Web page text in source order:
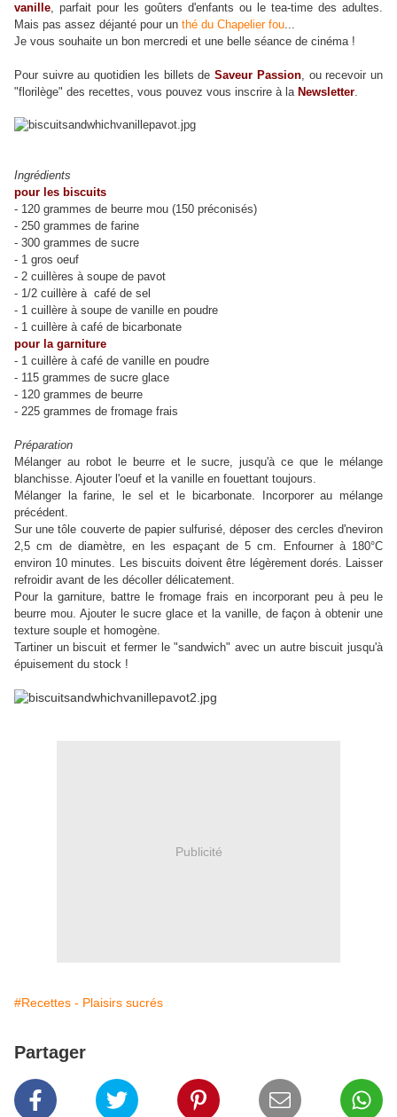
vanille, parfait pour les goûters d'enfants ou le tea-time des adultes.
Mais pas assez déjanté pour un thé du Chapelier fou...
Je vous souhaite un bon mercredi et une belle séance de cinéma !
Pour suivre au quotidien les billets deSaveur Passion, ou recevoir un
"florilège" des recettes, vous pouvez vous inscrire à la Newsletter.
Ingrédients
pour les biscuits
- 120 grammes de beurre mou (150 préconisés)
- 250 grammes de farine
- 300 grammes de sucre
- 1 gros oeuf
- 2 cuillères à soupe de pavot
- 1/2 cuillère à café de sel
- 1 cuillère à soupe de vanille en poudre
- 1 cuillère à café de bicarbonate
pour la garniture
- 1 cuillère à café de vanille en poudre
- 115 grammes de sucre glace
- 120 grammes de beurre
- 225 grammes de fromage frais
Préparation
Mélanger au robot le beurre et le sucre, jusqu'à ce que le mélange
blanchisse. Ajouter l'oeuf et la vanille en fouettant toujours.
Mélanger la farine, le sel et le bicarbonate. Incorporer au mélange
précédent.
Sur une tôle couverte de papier sulfurisé, déposer des cercles d'neviron
2,5 cm de diamètre, en les espaçant de 5 cm. Enfourner à 180°C
environ 10 minutes. Les biscuits doivent être légèrement dorés. Laisser
refroidir avant de les décoller délicatement.
Pour la garniture, battre le fromage frais en incorporant peu à peu le
beurre mou. Ajouter le sucre glace et la vanille, de façon à obtenir une
texture souple et homogène.
Tartiner un biscuit et fermer le "sandwich" avec un autre biscuit jusqu'à
épuisement du stock !
Publicité
#Recettes - Plaisirs sucrés
Partager